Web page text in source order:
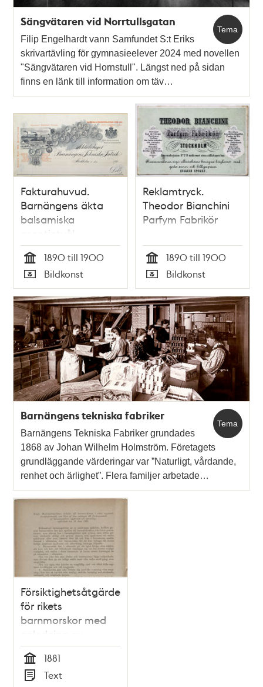
Tema
Sängvätaren vid Norrtullsgatan
Filip Engelhardt vann Samfundet S:t Eriks
skrivartävling för gymnasieelever 2024 med novellen
"Sängvätaren vid Hornstull". Längst ned på sidan
finns en länk till information om täv…
Fakturahuvud.
Barnängens äkta
balsamiska
aseptintvål.
Tid
1890 till 1900
Typ
Bildkonst
Reklamtryck.
Theodor Bianchini
Parfym Fabrikör
Tid
1890 till 1900
Typ
Bildkonst
Tema
Barnängens tekniska fabriker
Barnängens Tekniska Fabriker grundades
1868 av Johan Wilhelm Holmström. Företagets
grundläggande värderingar var ”Naturligt, vårdande,
renhet och ärlighet”. Flera familjer arbetade…
Försiktighetsåtgärder
för rikets
barnmorskor med
anledning av
barnsängsfebern
Tid
1881
Text